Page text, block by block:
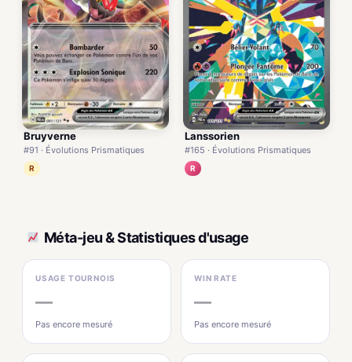
Bruyverne
#91 · Évolutions Prismatiques
R
Lanssorien
#165 · Évolutions Prismatiques
R
Méta-jeu & Statistiques d'usage
USAGE TOURNOIS
—
Pas encore mesuré
WIN RATE
—
Pas encore mesuré